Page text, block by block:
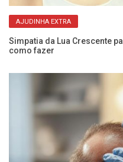
AJUDINHA EXTRA
Simpatia da Lua Crescente
como fazer